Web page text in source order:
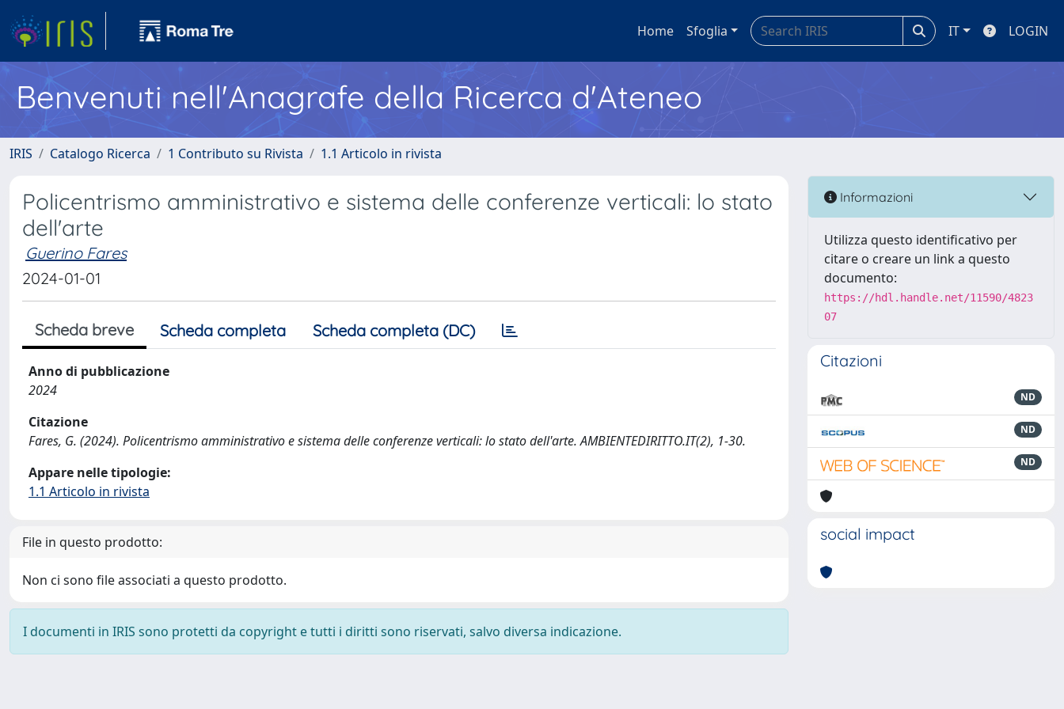
Home Sfoglia IT LOGIN
Benvenuti nell'Anagrafe della Ricerca d'Ateneo
IRIS Catalogo Ricerca 1 Contributo su Rivista 1.1 Articolo in rivista
Policentrismo amministrativo e sistema delle conferenze verticali: lo stato
dell'arte
Guerino Fares
2024-01-01
Scheda breve Scheda completa Scheda completa (DC)
Anno di pubblicazione
2024
Citazione
Fares, G. (2024). Policentrismo amministrativo e sistema delle conferenze verticali: lo stato dell'arte. AMBIENTEDIRITTO.IT(2), 1-30.
Appare nelle tipologie:
1.1 Articolo in rivista
File in questo prodotto:
Non ci sono file associati a questo prodotto.
I documenti in IRIS sono protetti da copyright e tutti i diritti sono riservati, salvo diversa indicazione.
Informazioni
Utilizza questo identificativo per
citare o creare un link a questo
documento:
https://hdl.handle.net/11590/4823
07
Citazioni
ND
ND
ND
social impact